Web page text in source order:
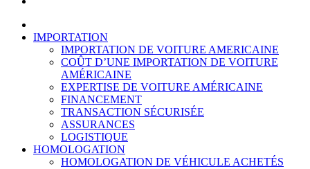
IMPORTATION
IMPORTATION DE VOITURE AMERICAINE
COÛT D’UNE IMPORTATION DE VOITURE
AMÉRICAINE
EXPERTISE DE VOITURE AMÉRICAINE
FINANCEMENT
TRANSACTION SÉCURISÉE
ASSURANCES
LOGISTIQUE
HOMOLOGATION
HOMOLOGATION DE VÉHICULE ACHETÉS